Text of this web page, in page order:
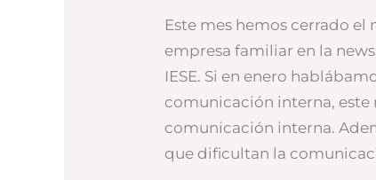
Este mes hemos cerrado
empresa familiar en la
IESE. Si en enero
comunicación interna,
comunicación interna.
que dificultan la